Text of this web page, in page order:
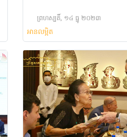
ព្រហស្បតិ៍, ១៤ ធ្នូ ២០២៣
អានលម្អិត